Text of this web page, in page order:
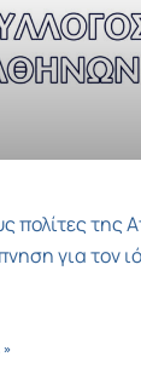
πολίτες της
για τον
»